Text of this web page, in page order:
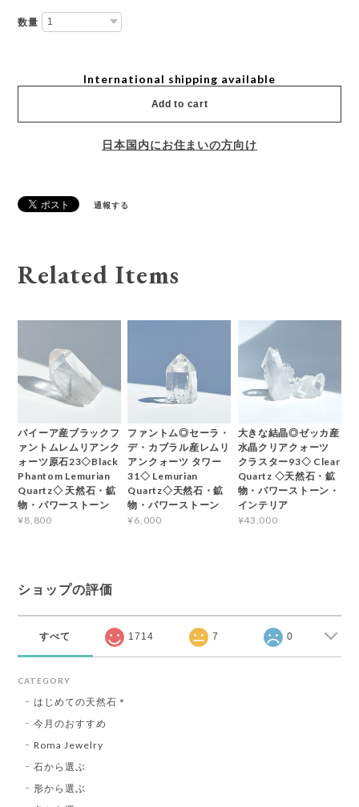
数量
International shipping available
Add to cart
日本国内にお住まいの方向け
通報する
Related Items
バイーア産ブラックフ
ァントムレムリアンク
ォーツ原石23◇Black
Phantom Lemurian
Quartz◇ 天然石・鉱
物・パワーストーン
¥8,800
ファントム◎セーラ・
デ・カブラル産レムリ
アンクォーツ タワー
31◇ Lemurian
Quartz◇天然石・鉱
物・パワーストーン
¥6,000
大きな結晶◎ゼッカ産
水晶クリアクォーツ
クラスター93◇ Clear
Quartz ◇天然石・鉱
物・パワーストーン・
インテリア
¥43,000
ショップの評価
すべて 1714 7 0
CATEGORY
はじめての天然石＊
今月のおすすめ
Roma Jewelry
石から選ぶ
形から選ぶ